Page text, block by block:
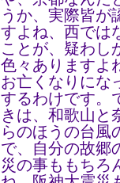
うか、実際皆が
すよね、西では
ことが、疑わし
色々ありますよ
お亡くなりにな
するわけです。
きは、和歌山と
らのほうの台風
で、自分の故郷
災の事ももちろ